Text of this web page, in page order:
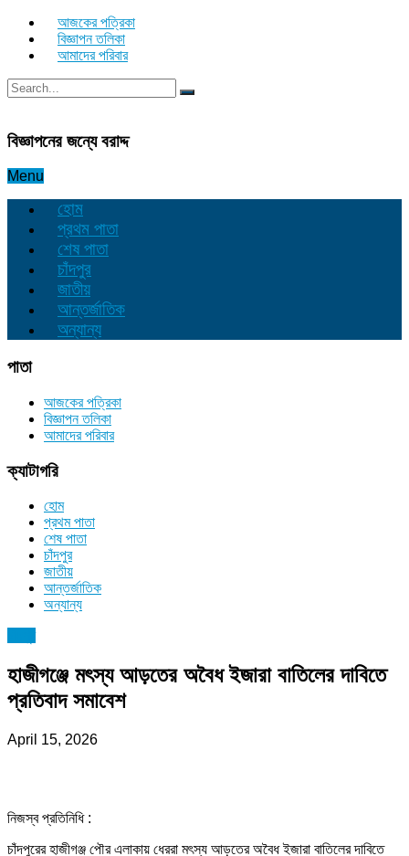
আজকের পত্রিকা
বিজ্ঞাপন তলিকা
আমাদের পরিবার
বিজ্ঞাপনের জন্যে বরাদ্দ
Menu
হোম
প্রথম পাতা
শেষ পাতা
চাঁদপুর
জাতীয়
আন্তর্জাতিক
অন্যান্য
পাতা
আজকের পত্রিকা
বিজ্ঞাপন তলিকা
আমাদের পরিবার
ক্যাটাগরি
হোম
প্রথম পাতা
শেষ পাতা
চাঁদপুর
জাতীয়
আন্তর্জাতিক
অন্যান্য
হাজীগঞ্জে মৎস্য আড়তের অবৈধ ইজারা বাতিলের দাবিতে
প্রতিবাদ সমাবেশ
April 15, 2026
নিজস্ব প্রতিনিধি :
চাঁদপুরের হাজীগঞ্জ পৌর এলাকায় ধেররা মৎস্য আড়তের অবৈধ ইজারা বাতিলের দাবিতে